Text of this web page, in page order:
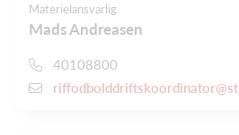
Materielansvarlig
Mads Andreasen
40108800